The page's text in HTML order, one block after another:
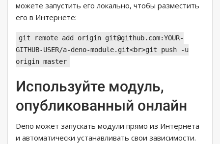
можете запустить его локально, чтобы разместить
его в Интернете:
git remote add origin git@github.com:YOUR-
GITHUB-USER/a-deno-module.git<br>git push -u
origin master
Используйте модуль,
опубликованный онлайн
Deno может запускать модули прямо из Интернета
и автоматически устанавливать свои зависимости.